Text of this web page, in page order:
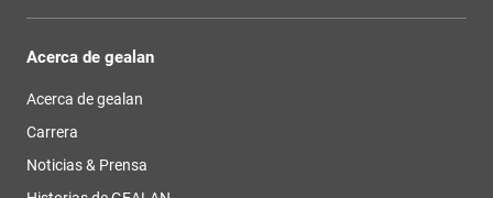
Acerca de gealan
Acerca de gealan
Carrera
Noticias & Prensa